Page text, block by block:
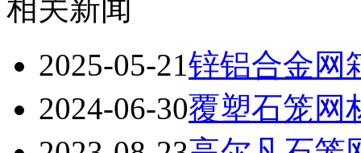
相关新闻
2025-05-21锌铝合金网
2024-06-30覆塑石笼网